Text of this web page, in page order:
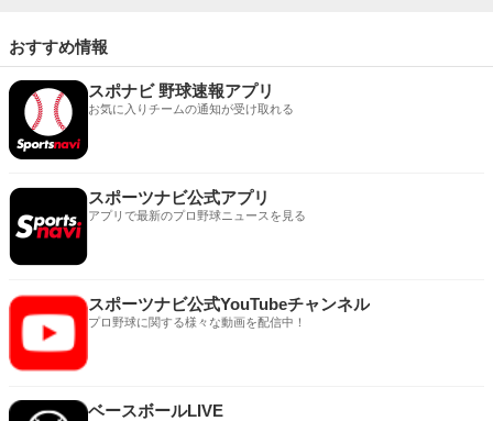
おすすめ情報
スポナビ 野球速報アプリ
お気に入りチームの通知が受け取れる
スポーツナビ公式アプリ
アプリで最新のプロ野球ニュースを見る
スポーツナビ公式YouTubeチャンネル
プロ野球に関する様々な動画を配信中！
ベースボールLIVE